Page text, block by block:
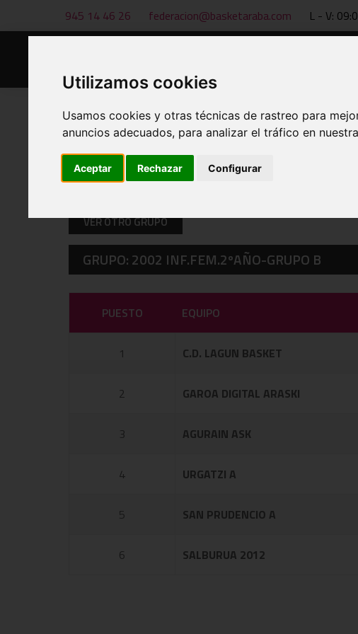
Utilizamos cookies
Usamos cookies y otras técnicas de rastreo para
anuncios adecuados, para analizar el tráfico en
Aceptar Rechazar Configurar
945 14 46 26 federacion@basketaraba.com L - V:
CLASIFICACIONES A 08 DE AUG DE
VER OTRO GRUPO
GRUPO: 2002 INF.FEM.2ºAÑO-GRUPO B
PUESTO EQUIPO
1 C.D. LAGUN BASKET
2 GAROA DIGITAL ARASKI
3 AGURAIN ASK
4 URGATZI A
5 SAN PRUDENCIO A
6 SALBURUA 2012